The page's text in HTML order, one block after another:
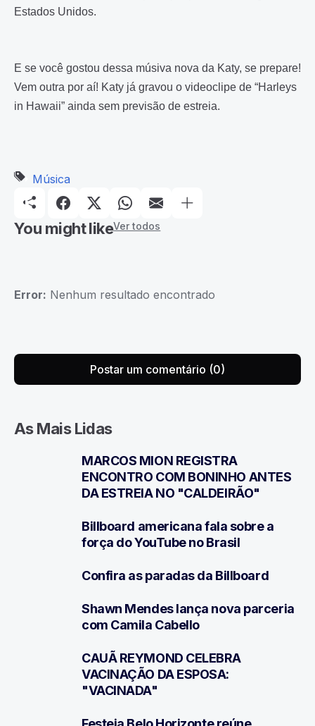
Estados Unidos.
E se você gostou dessa músiva nova da Katy, se prepare!
Vem outra por aí! Katy já gravou o videoclipe de “Harleys
in Hawaii” ainda sem previsão de estreia.
Música
You might likeVer todos
Error: Nenhum resultado encontrado
Postar um comentário (0)
As Mais Lidas
MARCOS MION REGISTRA
ENCONTRO COM BONINHO ANTES
DA ESTREIA NO "CALDEIRÃO"
Billboard americana fala sobre a
força do YouTube no Brasil
Confira as paradas da Billboard
Shawn Mendes lança nova parceria
com Camila Cabello
CAUÃ REYMOND CELEBRA
VACINAÇÃO DA ESPOSA:
"VACINADA"